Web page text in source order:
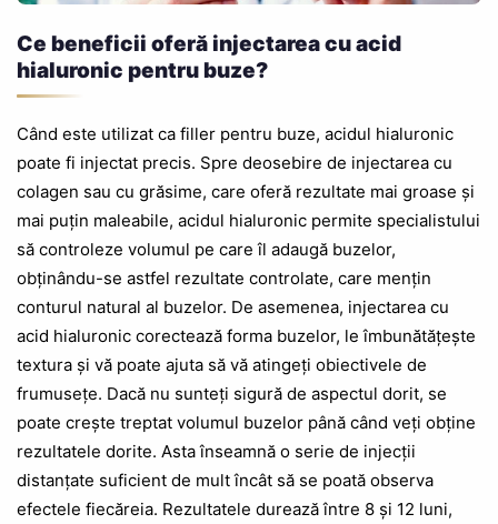
Ce beneficii oferă injectarea cu acid
hialuronic pentru buze?
Când este utilizat ca filler pentru buze, acidul hialuronic
poate fi injectat precis. Spre deosebire de injectarea cu
colagen sau cu grăsime, care oferă rezultate mai groase și
mai puțin maleabile, acidul hialuronic permite specialistului
să controleze volumul pe care îl adaugă buzelor,
obținându-se astfel rezultate controlate, care mențin
conturul natural al buzelor. De asemenea, injectarea cu
acid hialuronic corectează forma buzelor, le îmbunătățește
textura și vă poate ajuta să vă atingeți obiectivele de
frumusețe. Dacă nu sunteți sigură de aspectul dorit, se
poate crește treptat volumul buzelor până când veți obține
rezultatele dorite. Asta înseamnă o serie de injecții
distanțate suficient de mult încât să se poată observa
efectele fiecăreia. Rezultatele durează între 8 și 12 luni,